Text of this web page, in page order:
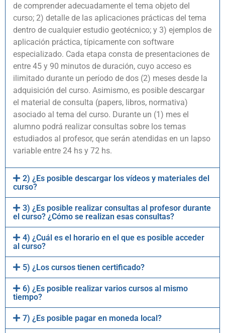
de comprender adecuadamente el tema objeto del
curso; 2) detalle de las aplicaciones prácticas del tema
dentro de cualquier estudio geotécnico; y 3) ejemplos de
aplicación práctica, típicamente con software
especializado. Cada etapa consta de presentaciones de
entre 45 y 90 minutos de duración, cuyo acceso es
ilimitado durante un período de dos (2) meses desde la
adquisición del curso. Asimismo, es posible descargar
el material de consulta (papers, libros, normativa)
asociado al tema del curso. Durante un (1) mes el
alumno podrá realizar consultas sobre los temas
estudiados al profesor, que serán atendidas en un lapso
variable entre 24 hs y 72 hs.
2) ¿Es posible descargar los vídeos y materiales del
curso?
3) ¿Es posible realizar consultas al profesor durante
el curso? ¿Cómo se realizan esas consultas?
4) ¿Cuál es el horario en el que es posible acceder
al curso?
5) ¿Los cursos tienen certificado?
6) ¿Es posible realizar varios cursos al mismo
tiempo?
7) ¿Es posible pagar en moneda local?